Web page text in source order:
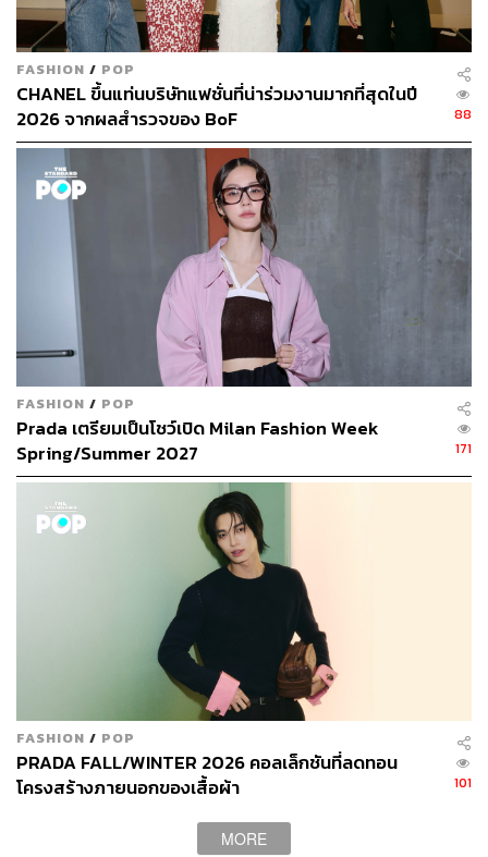
FASHION / POP
CHANEL ขึ้นแท่นบริษัทแฟชั่นที่น่าร่วมงานมากที่สุดในปี
2026 จากผลสำรวจของ BoF
88
FASHION / POP
Prada เตรียมเป็นโชว์เปิด Milan Fashion Week
Spring/Summer 2027
171
FASHION / POP
PRADA FALL/WINTER 2026 คอลเล็กชันที่ลดทอน
โครงสร้างภายนอกของเสื้อผ้า
101
MORE